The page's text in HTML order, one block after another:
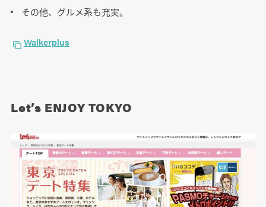
その他、グルメ系も充実。
Walkerplus
Let’s ENJOY TOKYO